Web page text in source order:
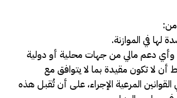
من:
لها في الموازنة.
وأي دعم مالي من جهات محلية أو دولية
أن لا تكون مقيدة بما لا يتوافق مع
القوانين المرعية الإجراء، على أن تُقبل هذه